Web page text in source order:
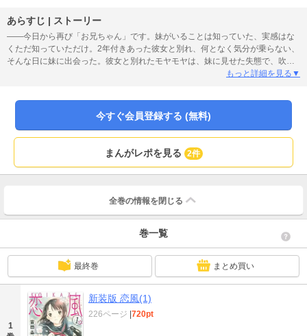
あらすじ | ストーリー
――今日から再び「お兄ちゃん」です。妹がいることは知っていた、実感はな
くただ知っていただけ。2年付きあった彼女と別れ、何となく気分が乗らない、
そんな日に妹に出会った。彼女と別れたモヤモヤは、妹に見せた失態で、吹き
飛んだ。みんなが俺のことを「お兄ちゃん」という……。妹って何だ。吉田基
もっと詳細を見る▼
今すぐ会員登録する (無料)
まんがレポを見る 2件
全巻の情報を 閉じる
巻一覧
最終巻 まとめ買い
1
新装版 恋風(1)
226ページ 720pt